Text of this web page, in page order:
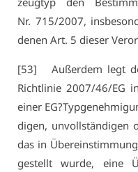
Nr. 715/2007,
de­nen Art. 5 die­ser
[53] Au­ßer­dem legt
Richt­li­nie 2007/46/EG
ei­ner
di­gen, un­voll­stän­di­gen
das in
ge­stellt wur­de, ei­ne